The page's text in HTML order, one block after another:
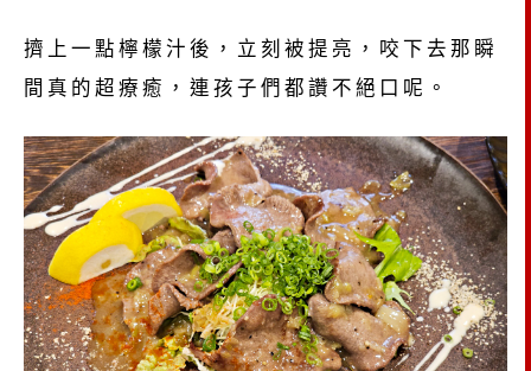
擠上一點檸檬汁後，立刻被提亮，咬下去那瞬
間真的超療癒，連孩子們都讚不絕口呢。